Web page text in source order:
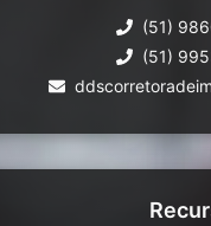
(51)
(51)